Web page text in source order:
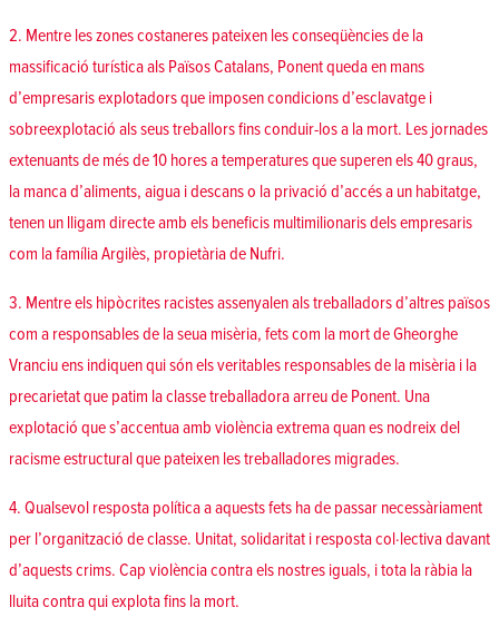
2. Mentre les zones costaneres pateixen les conseqüències de la
massificació turística als Països Catalans, Ponent queda en mans
d’empresaris explotadors que imposen condicions d’esclavatge i
sobreexplotació als seus treballors fins conduir-los a la mort. Les jornades
extenuants de més de 10 hores a temperatures que superen els 40 graus,
la manca d’aliments, aigua i descans o la privació d’accés a un habitatge,
tenen un lligam directe amb els beneficis multimilionaris dels empresaris
com la família Argilès, propietària de Nufri.
3. Mentre els hipòcrites racistes assenyalen als treballadors d’altres països
com a responsables de la seua misèria, fets com la mort de Gheorghe
Vranciu ens indiquen qui són els veritables responsables de la misèria i la
precarietat que patim la classe treballadora arreu de Ponent. Una
explotació que s’accentua amb violència extrema quan es nodreix del
racisme estructural que pateixen les treballadores migrades.
4. Qualsevol resposta política a aquests fets ha de passar necessàriament
per l’organització de classe. Unitat, solidaritat i resposta col·lectiva davant
d’aquests crims. Cap violència contra els nostres iguals, i tota la ràbia la
lluita contra qui explota fins la mort.